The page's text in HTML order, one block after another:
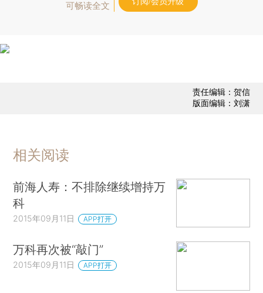
可畅读全文
责任编辑：贺信
版面编辑：刘潇
相关阅读
前海人寿：不排除继续增持万
科
2015年09月11日 APP打开
万科再次被“敲门”
2015年09月11日 APP打开